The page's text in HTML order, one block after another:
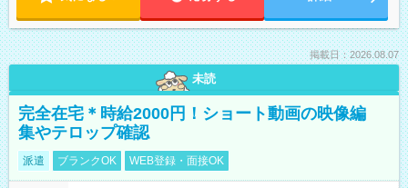
掲載日：2026.08.07
未読
完全在宅＊時給2000円！ショート動画の映像編
集やテロップ確認
派遣 ブランクOK WEB登録・面接OK